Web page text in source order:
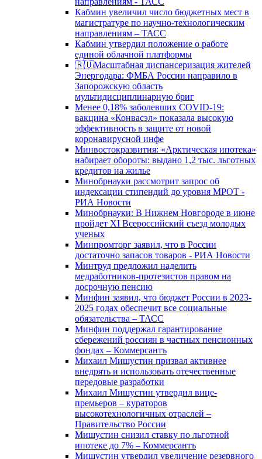
Кабмин увеличил число бюджетных мест в
магистратуре по научно-технологическим
направлениям – ТАСС
Кабмин утвердил положение о работе
единой облачной платформы
🇷🇺Масштабная диспансеризация жителей
Энергодара: ФМБА России направило в
Запорожскую область
мультидисциплинарную бриг
Менее 0,18% заболевших COVID-19:
вакцина «Конвасэл» показала высокую
эффективность в защите от новой
коронавирусной инфе
Минвостокразвития: «Арктическая ипотека»
набирает обороты: выдано 1,2 тыс. льготных
кредитов на жилье
Минобрнауки рассмотрит запрос об
индексации стипендий до уровня МРОТ -
РИА Новости
Минобрнауки: В Нижнем Новгороде в июне
пройдет XI Всероссийский съезд молодых
ученых
Минпромторг заявил, что в России
достаточно запасов товаров - РИА Новости
Минтруд предложил наделить
медработников-протезистов правом на
досрочную пенсию
Минфин заявил, что бюджет России в 2023-
2025 годах обеспечит все социальные
обязательства – ТАСС
Минфин поддержал гарантирование
сбережений россиян в частных пенсионных
фондах – Коммерсантъ
Михаил Мишустин призвал активнее
внедрять и использовать отечественные
передовые разработки
Михаил Мишустин утвердил вице-
премьеров – кураторов
высокотехнологичных отраслей –
Правительство России
Мишустин снизил ставку по льготной
ипотеке до 7% – Коммерсантъ
Мишустин утвердил увеличение резервного